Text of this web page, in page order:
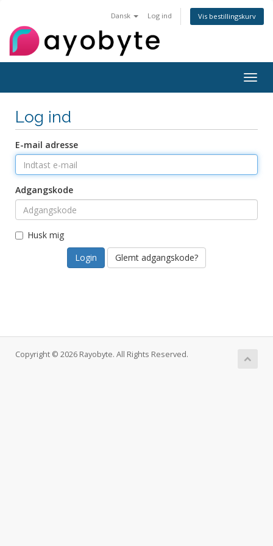
Dansk Log ind Vis bestillingskurv
Log ind
E-mail adresse
Adgangskode
Husk mig
Glemt adgangskode?
Copyright © 2026 Rayobyte. All Rights Reserved.